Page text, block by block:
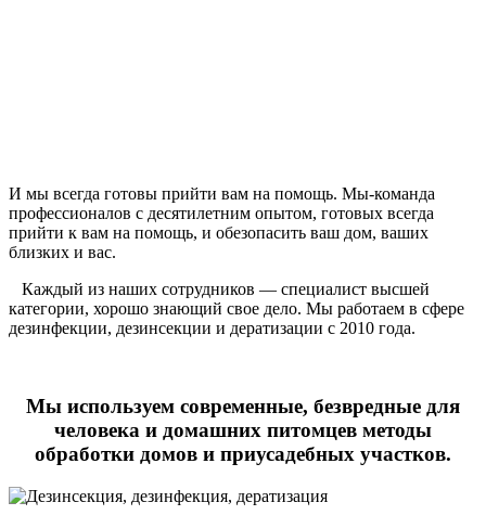
И мы всегда готовы прийти вам на помощь. Мы-команда
профессионалов с десятилетним опытом, готовых всегда
прийти к вам на помощь, и обезопасить ваш дом, ваших
близких и вас.
Каждый из наших сотрудников — специалист высшей
категории, хорошо знающий свое дело. Мы работаем в сфере
дезинфекции, дезинсекции и дератизации с 2010 года.
Мы используем современные, безвредные для
человека и домашних питомцев методы
обработки домов и приусадебных участков.